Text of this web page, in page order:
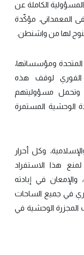
الكاملة عن
المعمداني، مؤكّدة
لها من واشنطن.
المتحدة ومؤسساتها،
الفوري لوقف هذه
وتحمل مسؤوليتهم
الوحشية المستمرة
وكل أحرار
لمنع هذا الاستفراد
في إبادته
في جميع الساحات
المجزرة الوحشية في